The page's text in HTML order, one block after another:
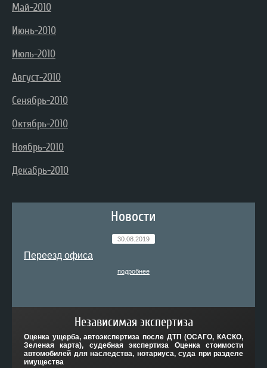
Май-2010
Июнь-2010
Июль-2010
Август-2010
Сенябрь-2010
Октябрь-2010
Ноябрь-2010
Декабрь-2010
Новости
30.08.2019
Переезд офиса
подробнее
Независимая экспертиза
Оценка ущерба, автоэкспертиза после ДТП (ОСАГО, КАСКО,
Зеленая карта), судебная экспертиза Оценка стоимости
автомобилей для наследства, нотариуса, суда при разделе
имущества